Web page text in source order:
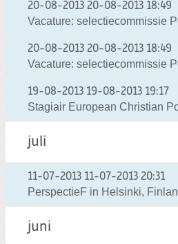
20-08-2013 20-08-2013 18:49
Vacature: selectiecommissie
20-08-2013 20-08-2013 18:49
Vacature: selectiecommissie
19-08-2013 19-08-2013 19:17
Stagiair European Christian
juli
11-07-2013 11-07-2013 20:31
PerspectieF in Helsinki,
juni